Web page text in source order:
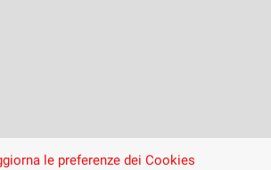
le preferenze dei Cookies